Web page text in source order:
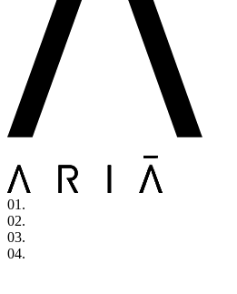
01.
02.
03.
04.